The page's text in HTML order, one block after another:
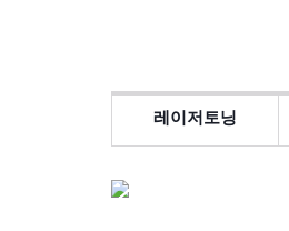
레이저토닝